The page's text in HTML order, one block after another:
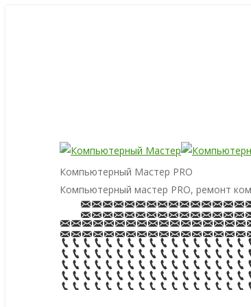
Компьютерный Мастер PRO
Компьютерный мастер PRO, ремонт